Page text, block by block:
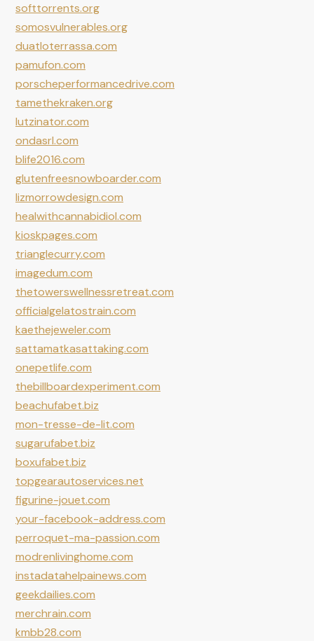
softtorrents.org
somosvulnerables.org
duatloterrassa.com
pamufon.com
porscheperformancedrive.com
tamethekraken.org
lutzinator.com
ondasrl.com
blife2016.com
glutenfreesnowboarder.com
lizmorrowdesign.com
healwithcannabidiol.com
kioskpages.com
trianglecurry.com
imagedum.com
thetowerswellnessretreat.com
officialgelatostrain.com
kaethejeweler.com
sattamatkasattaking.com
onepetlife.com
thebillboardexperiment.com
beachufabet.biz
mon-tresse-de-lit.com
sugarufabet.biz
boxufabet.biz
topgearautoservices.net
figurine-jouet.com
your-facebook-address.com
perroquet-ma-passion.com
modrenlivinghome.com
instadatahelpainews.com
geekdailies.com
merchrain.com
kmbb28.com